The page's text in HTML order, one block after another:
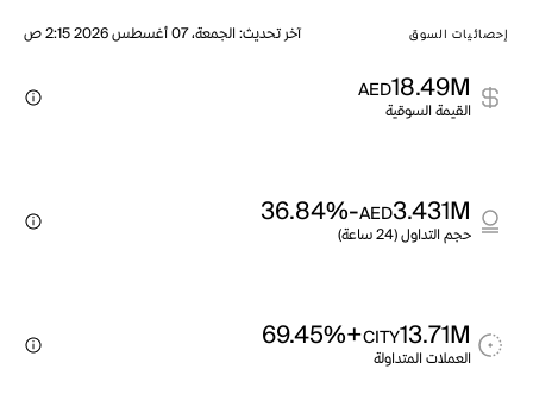
إحصائيات السوق آخر تحديث:الجمعة، 07 أغسطس 2026 2:15 ص
18.49M
AED
القيمة السوقية
3.431M
AED
-36.84%
حجم التداول (24 ساعة)
13.71M
CITY
+69.45%
العملات المتداولة